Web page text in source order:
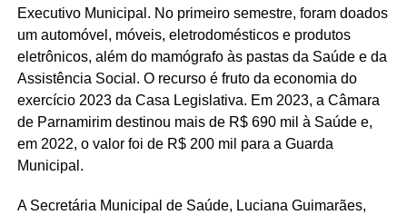
Executivo Municipal. No primeiro semestre, foram doados
um automóvel, móveis, eletrodomésticos e produtos
eletrônicos, além do mamógrafo às pastas da Saúde e da
Assistência Social. O recurso é fruto da economia do
exercício 2023 da Casa Legislativa. Em 2023, a Câmara
de Parnamirim destinou mais de R$ 690 mil à Saúde e,
em 2022, o valor foi de R$ 200 mil para a Guarda
Municipal.
A Secretária Municipal de Saúde, Luciana Guimarães,